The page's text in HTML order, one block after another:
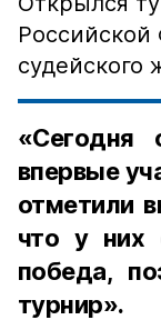
судейского
«Сегодня
впервые
отметили
что у них
победа,
турнир».